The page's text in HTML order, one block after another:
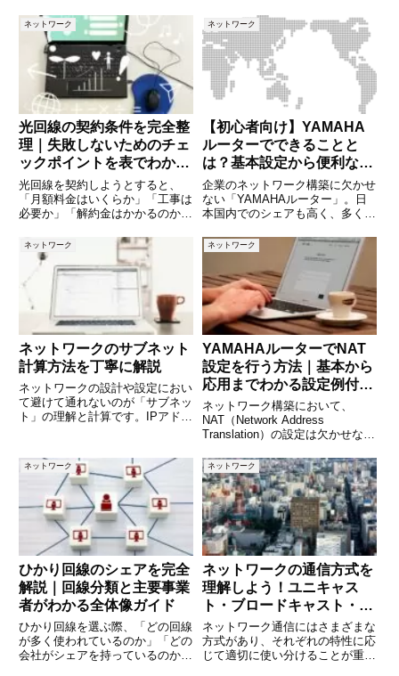
エリアや住居タイプ、契約条件、
通信の安定性など、事前に確認す
べきポイントは数多くあります。
これらを見落とすと、「そもそも
ではないでしょうか。実際、光回
線は一見すると複雑ですが、回線
の種類（仕組み）と、自分の状況
さえ整理できれば、選び方はそれ
ネットワーク
光回線の契約条件を完全整
理｜失敗しないためのチェ
ックポイントを表でわかり
やすく解説
光回線を契約しようとすると、
「月額料金はいくらか」「工事は
必要か」「解約金はかかるのか」
てきます。一見するとどの回線も
似ているように見えますが、契約
条件をよく理解せずに申し込む
と、想定外の費用や不便さに悩ま
され
ネットワーク
【初心者向け】YAMAHA
ルーターでできることと
は？基本設定から便利な機
能まで徹底解説【サンプル
コード付き】
企業のネットワーク構築に欠かせ
ない「YAMAHAルーター」。日
本国内でのシェアも高く、多くの
います。しかし、ルーター＝「イ
ンターネットに接続するだけの機
器」と思っていませんか？実は
YAMAHAルーターは、VPN
ネットワーク
ネットワークのサブネット
計算方法を丁寧に解説
ネットワークの設計や設定におい
て避けて通れないのが「サブネッ
ト」の理解と計算です。IPアドレ
割・整理し、効率的に通信を行う
ことができます。本記事では、サ
ブネットの基本的な概念から、実
ネットワーク
YAMAHAルーターでNAT
設定を行う方法｜基本から
応用までわかる設定例付き
解説
ネットワーク構築において、
NAT（Network Address
Translation）の設定は欠かせない
は法人利用でもよく使われ、設定
の自由度と安定性が魅力です。し
かし、NATの設定は初心者にとっ
て少しハ
ネットワーク
ひかり回線のシェアを完全
解説｜回線分類と主要事業
者がわかる全体像ガイド
ひかり回線を選ぶ際、「どの回線
が多く使われているのか」「どの
会社がシェアを持っているのか」
ネットワーク
ネットワークの通信方式を
理解しよう！ユニキャス
ト・ブロードキャスト・マ
ルチキャストの違いとは？
ネットワーク通信にはさまざまな
方式があり、それぞれの特性に応
じて適切に使い分けることが重要